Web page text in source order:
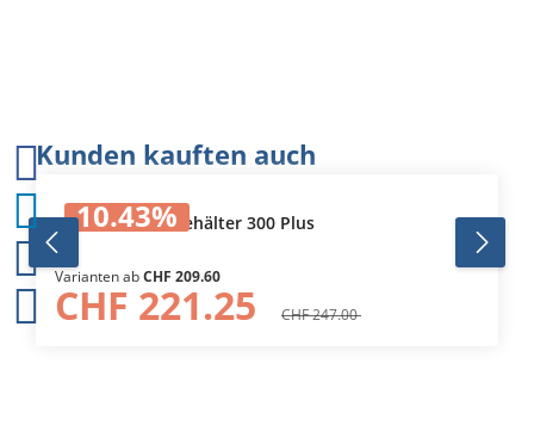
Produktgalerie überspringen
Kunden kauften auch
10.43%
Grossvolumenbehälter 300 Plus
Varianten abCHF 209.60
CHF 221.25 CHF 247.00